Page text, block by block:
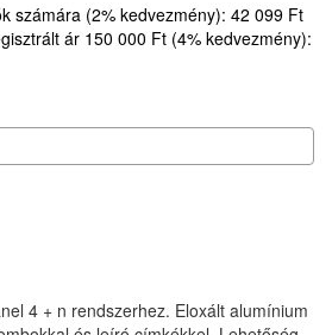
számára (2% kedvezmény): 42 099 Ft
ár 150 000 Ft (4% kedvezmény):
4 + n rendszerhez. Eloxált alumínium